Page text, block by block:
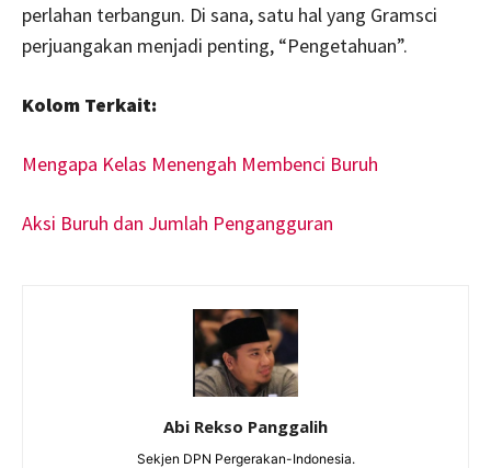
perlahan terbangun. Di sana, satu hal yang Gramsci
perjuangakan menjadi penting, “Pengetahuan”.
Kolom Terkait:
Mengapa Kelas Menengah Membenci Buruh
Aksi Buruh dan Jumlah Pengangguran
Abi Rekso Panggalih
Sekjen DPN Pergerakan-Indonesia.